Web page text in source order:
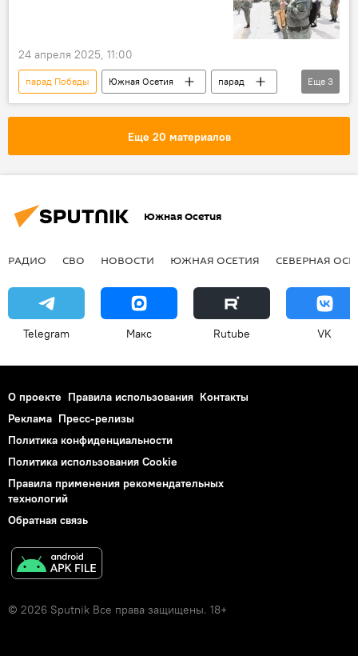
24 апреля 2025, 11:00
парад Победы Южная Осетия
парад
9 Мая
День Победы
Еще 3
Еще 20 материалов
Южная Осетия
РАДИО СВО НОВОСТИ ЮЖНАЯ ОСЕТИЯ СЕВЕРНАЯ
Telegram Макс Rutube VK
О проекте Правила использования Контакты
Реклама Пресс-релизы
Политика конфиденциальности
Политика использования Cookie
Правила применения рекомендательных
технологий
Обратная связь
© 2026 Sputnik Все права защищены. 18+